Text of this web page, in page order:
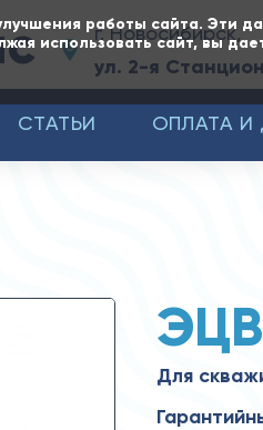
работы сайта. Эти
использовать сайт, вы
г. Новосибирск,
ул. 2-я
СТАТЬИ ОПЛАТА И
Для